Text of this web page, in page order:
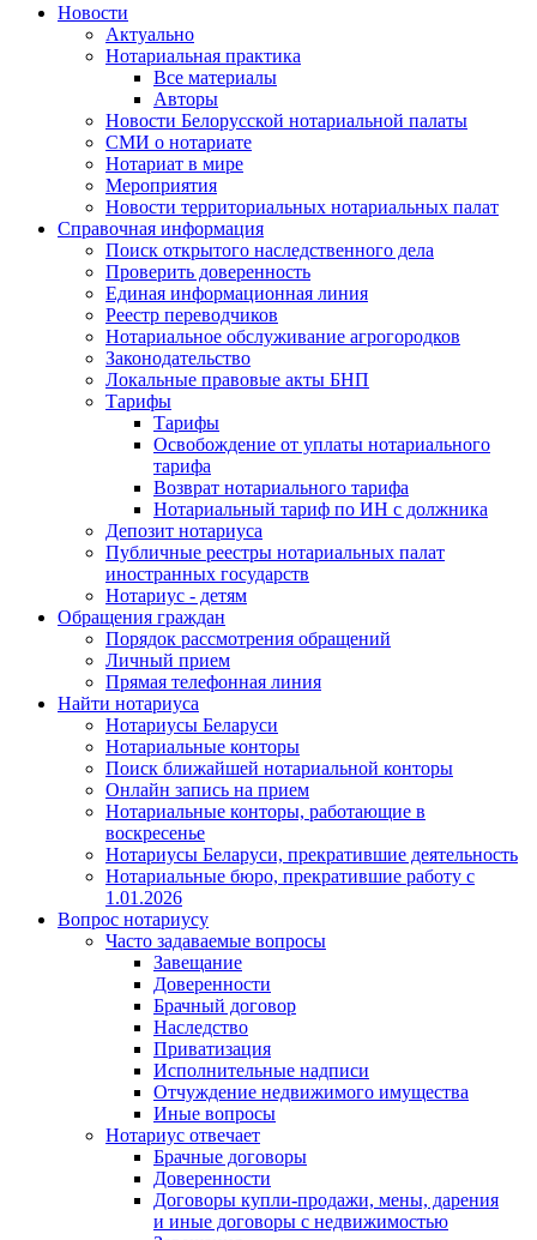
Новости
Актуально
Нотариальная практика
Все материалы
Авторы
Новости Белорусской нотариальной палаты
СМИ о нотариате
Нотариат в мире
Мероприятия
Новости территориальных нотариальных палат
Справочная информация
Поиск открытого наследственного дела
Проверить доверенность
Единая информационная линия
Реестр переводчиков
Нотариальное обслуживание агрогородков
Законодательство
Локальные правовые акты БНП
Тарифы
Тарифы
Освобождение от уплаты нотариального
тарифа
Возврат нотариального тарифа
Нотариальный тариф по ИН с должника
Депозит нотариуса
Публичные реестры нотариальных палат
иностранных государств
Нотариус - детям
Обращения граждан
Порядок рассмотрения обращений
Личный прием
Прямая телефонная линия
Найти нотариуса
Нотариусы Беларуси
Нотариальные конторы
Поиск ближайшей нотариальной конторы
Онлайн запись на прием
Нотариальные конторы, работающие в
воскресенье
Нотариусы Беларуси, прекратившие деятельность
Нотариальные бюро, прекратившие работу с
1.01.2026
Вопрос нотариусу
Часто задаваемые вопросы
Завещание
Доверенности
Брачный договор
Наследство
Приватизация
Исполнительные надписи
Отчуждение недвижимого имущества
Иные вопросы
Нотариус отвечает
Брачные договоры
Доверенности
Договоры купли-продажи, мены, дарения
и иные договоры с недвижимостью